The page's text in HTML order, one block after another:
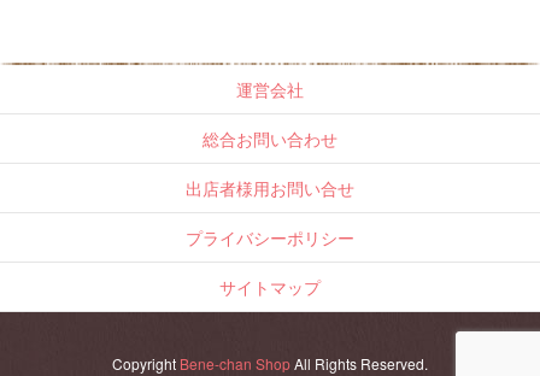
運営会社
総合お問い合わせ
出店者様用お問い合せ
プライバシーポリシー
サイトマップ
Copyright Bene-chan ShopAll Rights Reserved.